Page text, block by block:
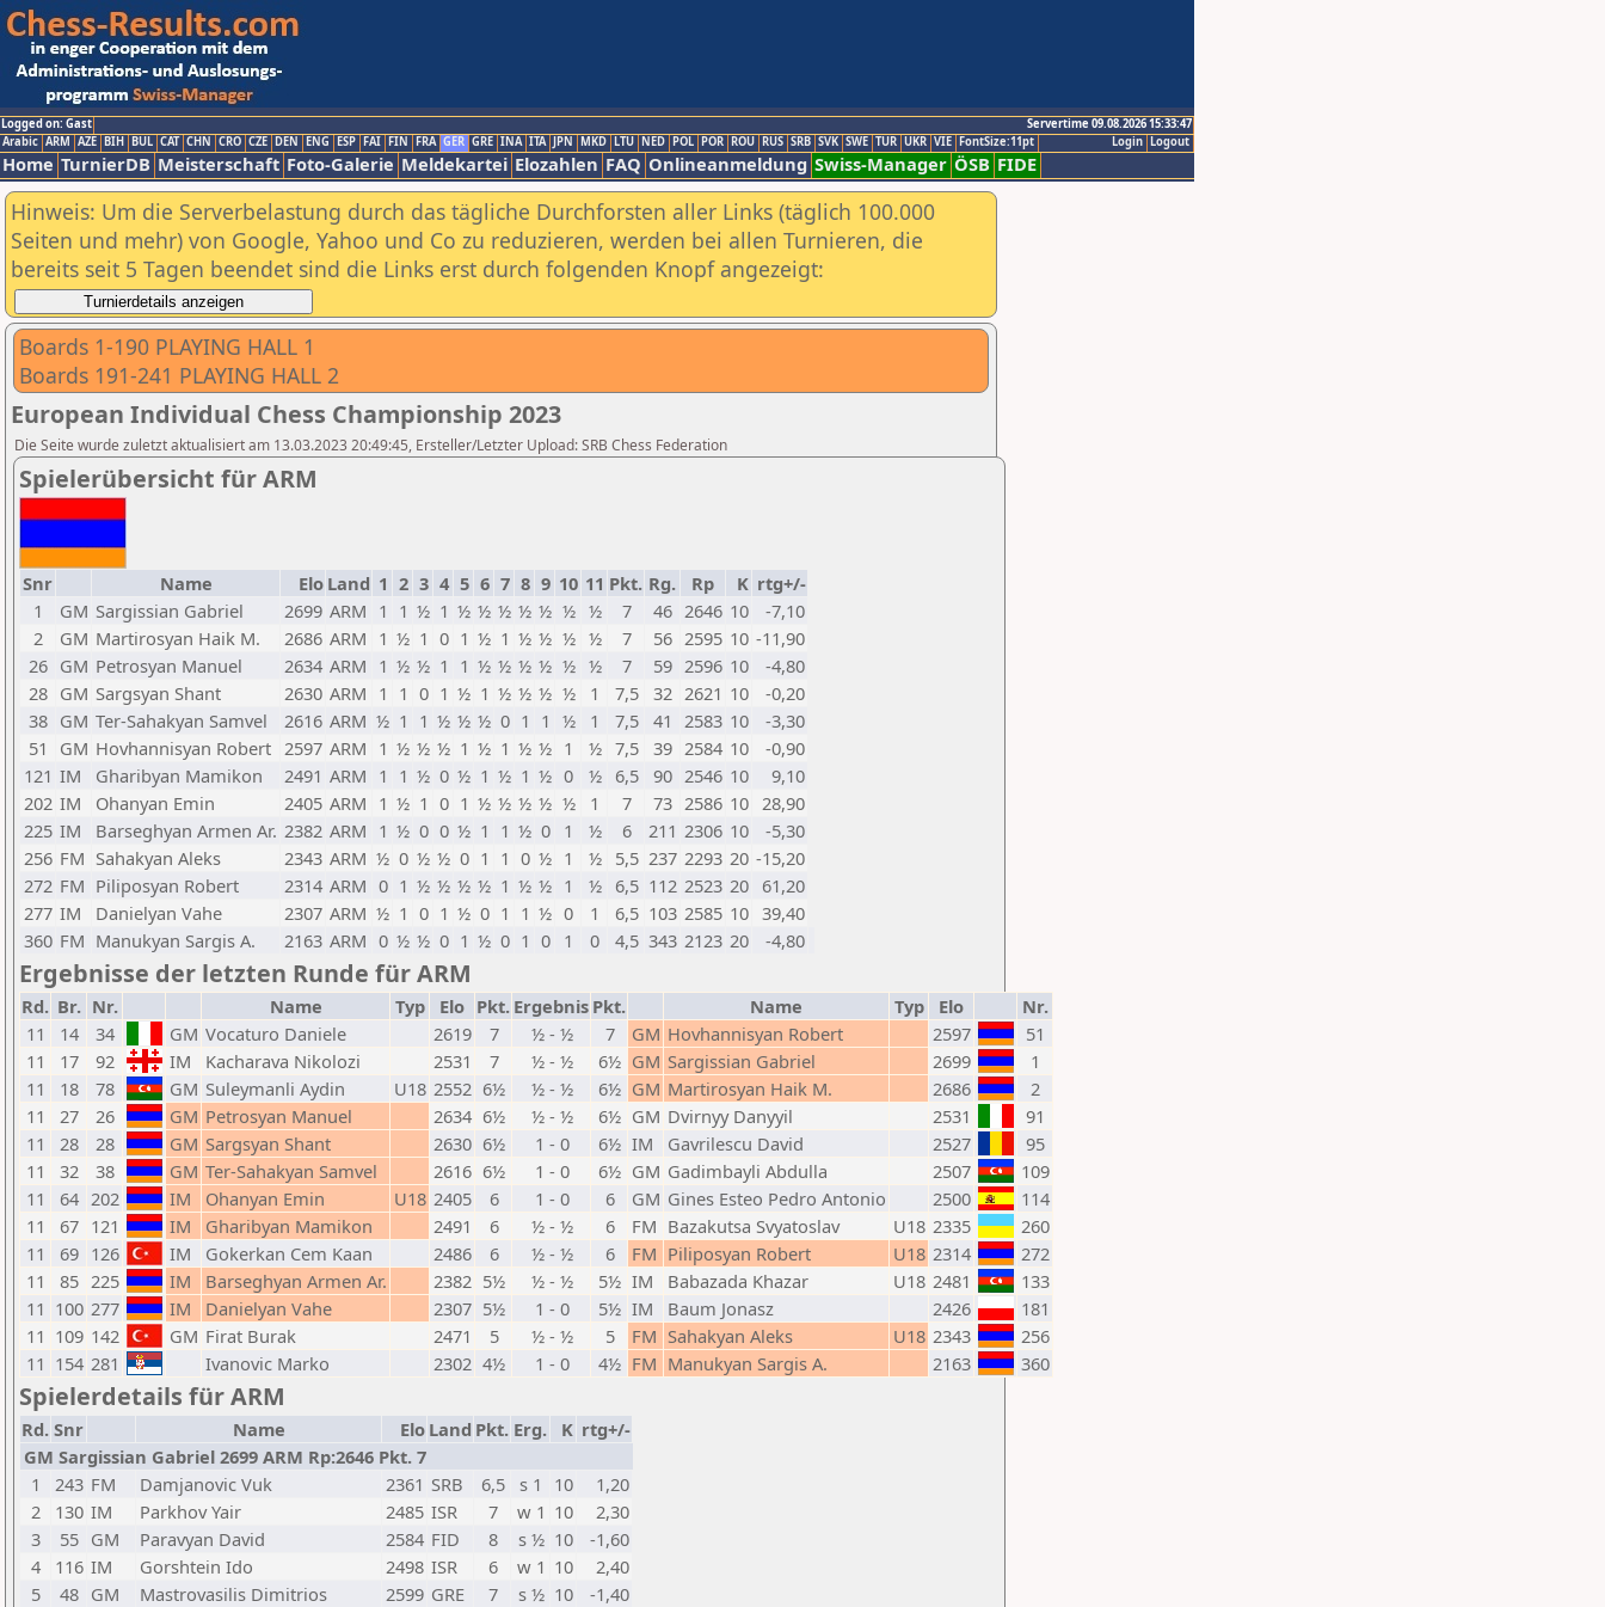
Logged on: Gast
Servertime 09.08.2026 15:33:47
Logout
Login
Arabic ARM AZE BIH BUL CAT CHN CRO CZE DEN ENG ESP FAI FIN FRA GER GRE INA ITA JPN MKD LTU NED POL POR ROU RUS SRB SVK SWE TUR UKR VIE FontSize:11pt
Home TurnierDB Meisterschaft Foto-Galerie Meldekartei Elozahlen FAQ Onlineanmeldung Swiss-Manager ÖSB FIDE
Hinweis: Um die Serverbelastung durch das tägliche Durchforsten aller Links (täglich 100.000
Seiten und mehr) von Google, Yahoo und Co zu reduzieren, werden bei allen Turnieren, die
bereits seit 5 Tagen beendet sind die Links erst durch folgenden Knopf angezeigt:
Boards 1-190 PLAYING HALL 1
Boards 191-241 PLAYING HALL 2
European Individual Chess Championship 2023
Die Seite wurde zuletzt aktualisiert am 13.03.2023 20:49:45, Ersteller/Letzter Upload: SRB Chess Federation
Spielerübersicht für ARM
Snr Name Elo Land 1 2 3 4 5 6 7 8 9 10 11 Pkt. Rg. Rp K rtg+/-
1
GM Sargissian Gabriel 2699 ARM 1 1 ½ 1 ½ ½ ½ ½ ½ ½ ½ 7 46 2646 10
-7,10
2
GM Martirosyan Haik M. 2686 ARM 1 ½ 1 0 1 ½ 1 ½ ½ ½ ½ 7 56 2595 10 -11,90
26 GM Petrosyan Manuel 2634 ARM 1 ½ ½ 1 1 ½ ½ ½ ½ ½ ½ 7 59 2596 10
-4,80
28 GM Sargsyan Shant 2630 ARM 1 1 0 1 ½ 1 ½ ½ ½ ½ 1 7,5 32 2621 10
-0,20
38 GM Ter-Sahakyan Samvel 2616 ARM ½ 1 1 ½ ½ ½ 0 1 1 ½ 1 7,5 41 2583 10
-3,30
51
GM Hovhannisyan Robert 2597 ARM 1 ½ ½ ½ 1 ½ 1 ½ ½ 1 ½ 7,5 39 2584 10
-0,90
121 IM Gharibyan Mamikon 2491 ARM 1 1 ½ 0 ½ 1 ½ 1 ½ 0 ½ 6,5 90 2546 10
9,10
202 IM Ohanyan Emin 2405 ARM 1 ½ 1 0 1 ½ ½ ½ ½ ½ 1 7 73 2586 10 28,90
225 IM Barseghyan Armen Ar. 2382 ARM 1 ½ 0 0 ½ 1 1 ½ 0 1 ½ 6 211 2306 10
-5,30
256 FM Sahakyan Aleks 2343 ARM ½ 0 ½ ½ 0 1 1 0 ½ 1 ½ 5,5 237 2293 20 -15,20
272 FM Piliposyan Robert 2314 ARM 0 1 ½ ½ ½ ½ 1 ½ ½ 1 ½ 6,5 112 2523 20 61,20
277 IM Danielyan Vahe 2307 ARM ½ 1 0 1 ½ 0 1 1 ½ 0 1 6,5 103 2585 10 39,40
360 FM Manukyan Sargis A. 2163 ARM 0 ½ ½ 0 1 ½ 0 1 0 1 0 4,5 343 2123 20 -4,80
Ergebnisse der letzten Runde für ARM
Rd. Br. Nr. Name Typ Elo Pkt. Ergebnis Pkt. Name Typ Elo
Nr.
11
14 34 GM Vocaturo Daniele 2619 7 ½ - ½ 7 GM Hovhannisyan Robert 2597
51
11
17 92 IM Kacharava Nikolozi 2531 7 ½ - ½ 6½ GM Sargissian Gabriel 2699
1
11
18 78 GM Suleymanli Aydin U18 2552 6½ ½ - ½ 6½ GM Martirosyan Haik M. 2686
2
11
27 26 GM Petrosyan Manuel 2634 6½ ½ - ½ 6½ GM Dvirnyy Danyyil 2531
91
11
28 28 GM Sargsyan Shant 2630 6½ 1 - 0 6½ IM Gavrilescu David 2527
95
11
32 38 GM Ter-Sahakyan Samvel 2616 6½ 1 - 0 6½ GM Gadimbayli Abdulla 2507
109
11
64 202 IM Ohanyan Emin U18 2405 6 1 - 0 6 GM Gines Esteo Pedro Antonio 2500
114
11
67 121 IM Gharibyan Mamikon 2491 6 ½ - ½ 6 FM Bazakutsa Svyatoslav U18 2335
260
11
69 126 IM Gokerkan Cem Kaan 2486 6 ½ - ½ 6 FM Piliposyan Robert U18 2314
272
11
85 225 IM Barseghyan Armen Ar. 2382 5½ ½ - ½ 5½ IM Babazada Khazar U18 2481
133
11 100 277 IM Danielyan Vahe 2307 5½ 1 - 0 5½ IM Baum Jonasz 2426
181
11 109 142 GM Firat Burak 2471 5 ½ - ½ 5 FM Sahakyan Aleks U18 2343
256
11 154 281 Ivanovic Marko 2302 4½ 1 - 0 4½ FM Manukyan Sargis A. 2163 360
Spielerdetails für ARM
Rd. Snr Name Elo Land Pkt. Erg. K rtg+/-
GM Sargissian Gabriel 2699 ARM Rp:2646 Pkt. 7
1
243 FM Damjanovic Vuk 2361 SRB 6,5 s 1 10
1,20
2
130 IM Parkhov Yair 2485 ISR 7 w 1 10
2,30
3
55 GM Paravyan David 2584 FID 8 s ½ 10
-1,60
4
116 IM Gorshtein Ido 2498 ISR 6 w 1 10
2,40
5
48 GM Mastrovasilis Dimitrios 2599 GRE 7 s ½ 10
-1,40